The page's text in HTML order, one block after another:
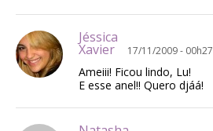
Jéssica
Xavier 17/11/2009 - 00h27
Ameiii! Ficou lindo, Lu!
E esse anel!! Quero djáá!